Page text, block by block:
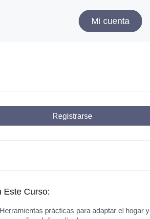
Mi cuenta
Registrarse
Este Curso:
Herramientas prácticas para adaptar el hogar y